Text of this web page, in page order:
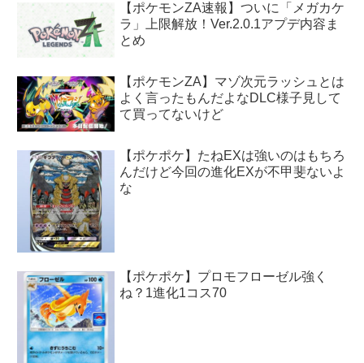
【ポケモンZA速報】ついに「メガカケ
ラ」上限解放！Ver.2.0.1アプデ内容ま
とめ
【ポケモンZA】マゾ次元ラッシュとは
よく言ったもんだよなDLC様子見して
て買ってないけど
【ポケポケ】たねEXは強いのはもちろ
んだけど今回の進化EXが不甲斐ないよ
な
【ポケポケ】プロモフローゼル強く
ね？1進化1コス70